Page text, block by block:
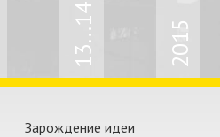
13...14 2015
Зарождение идеи